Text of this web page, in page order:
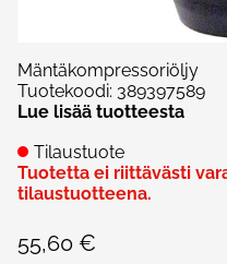
Mäntäkompressoriöljy
Tuotekoodi: 389397589
Lue lisää tuotteesta
Tilaustuote
Tuotetta ei riittävästi
tilaustuotteena.
55,60 €